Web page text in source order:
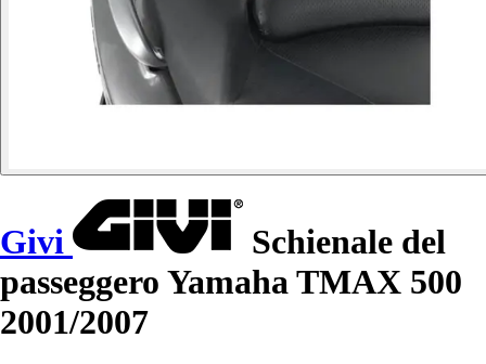
Givi
Schienale del
passeggero Yamaha TMAX 500
2001/2007